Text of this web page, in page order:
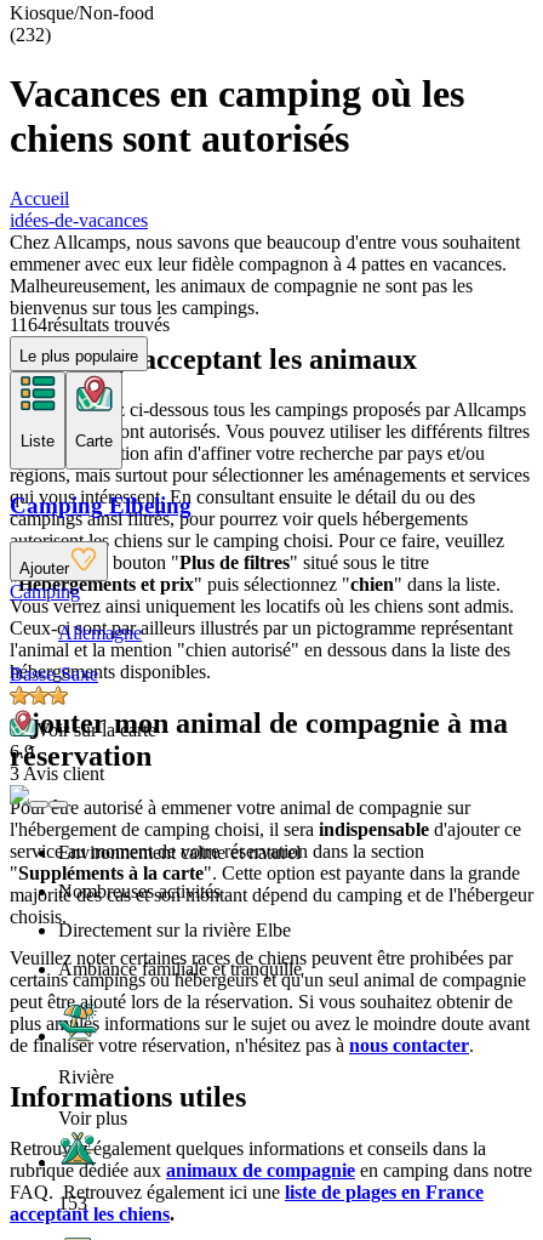
Kiosque/Non-food
(232)
Vacances en camping où les
chiens sont autorisés
Accueil
idées-de-vacances
Chez Allcamps, nous savons que beaucoup d'entre vous souhaitent
emmener avec eux leur fidèle compagnon à 4 pattes en vacances.
Malheureusement, les animaux de compagnie ne sont pas les
bienvenus sur tous les campings.
Campings acceptant les animaux
Vous trouverez ci-dessous tous les campings proposés par Allcamps
où les chiens sont autorisés. Vous pouvez utiliser les différents filtres
à votre disposition afin d'affiner votre recherche par pays et/ou
régions, mais surtout pour sélectionner les aménagements et services
qui vous intéressent. En consultant ensuite le détail du ou des
campings ainsi filtrés, pour pourrez voir quels hébergements
autorisent les chiens sur le camping choisi. Pour ce faire, veuillez
cliquer sur le bouton "Plus de filtres" situé sous le titre
"Hébergements et prix" puis sélectionnez "chien" dans la liste.
Vous verrez ainsi uniquement les locatifs où les chiens sont admis.
Ceux-ci sont par ailleurs illustrés par un pictogramme représentant
l'animal et la mention "chien autorisé" en dessous dans la liste des
hébergements disponibles.
Ajouter mon animal de compagnie à ma
réservation
Pour être autorisé à emmener votre animal de compagnie sur
l'hébergement de camping choisi, il sera indispensable d'ajouter ce
service au moment de votre réservation dans la section
"Suppléments à la carte". Cette option est payante dans la grande
majorité des cas et son montant dépend du camping et de l'hébergeur
choisis.
Veuillez noter certaines races de chiens peuvent être prohibées par
certains campings ou hébergeurs et qu'un seul animal de compagnie
peut être ajouté lors de la réservation. Si vous souhaitez obtenir de
plus amples informations sur le sujet ou avez le moindre doute avant
de finaliser votre réservation, n'hésitez pas à nous contacter.
Informations utiles
Retrouvez également quelques informations et conseils dans la
rubrique dédiée aux animaux de compagnie en camping dans notre
FAQ. Retrouvez également ici une liste de plages en France
acceptant les chiens.
1164résultats trouvés
Le plus populaire
Liste Carte
Camping Elbeling
Ajouter
Camping
Allemagne
Basse-Saxe
Voir sur la carte
6.9
3 Avis client
Environnement calme et naturel
Nombreuses activités
Directement sur la rivière Elbe
Ambiance familiale et tranquille
Rivière
Voir plus
153